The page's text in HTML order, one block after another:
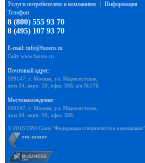
Услуги потребителям и компаниям
Информация
Телефон
8 (800) 555 93 70
8 (495) 107 93 70
E-mail: info@fsosro.ru
Сайт www.fsosro.ru
Почтовый адрес:
109147, г. Москва, ул. Марксистская,
дом 34, корп. 10, офис 308, а/я №176.
Местонахождение:
109147, г. Москва, ул. Марксистская,
дом 34, корп. 10, офис 308.
© 2016 СРО Союз "Федерация специалистов оценщиков"